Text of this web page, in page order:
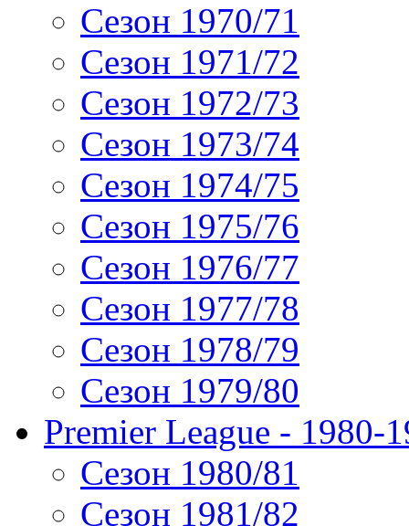
Сезон 1970/71
Сезон 1971/72
Сезон 1972/73
Сезон 1973/74
Сезон 1974/75
Сезон 1975/76
Сезон 1976/77
Сезон 1977/78
Сезон 1978/79
Сезон 1979/80
Premier League - 1980-
Сезон 1980/81
Сезон 1981/82